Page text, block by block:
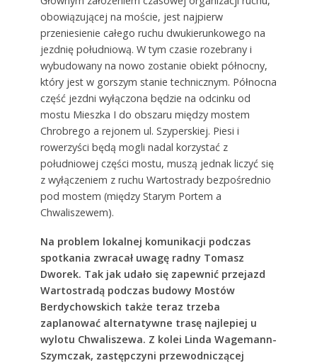
obowiązującej na moście, jest najpierw
przeniesienie całego ruchu dwukierunkowego na
jezdnię południową. W tym czasie rozebrany i
wybudowany na nowo zostanie obiekt północny,
który jest w gorszym stanie technicznym. Północna
część jezdni wyłączona będzie na odcinku od
mostu Mieszka I do obszaru między mostem
Chrobrego a rejonem ul. Szyperskiej. Piesi i
rowerzyści będą mogli nadal korzystać z
południowej części mostu, muszą jednak liczyć się
z wyłączeniem z ruchu Wartostrady bezpośrednio
pod mostem (między Starym Portem a
Chwaliszewem).
Na problem lokalnej komunikacji podczas
spotkania zwracał uwagę radny Tomasz
Dworek. Tak jak udało się zapewnić przejazd
Wartostradą podczas budowy Mostów
Berdychowskich także teraz trzeba
zaplanować alternatywne trasę najlepiej u
wylotu Chwaliszewa. Z kolei Linda Wagemann-
Szymczak, zastępczyni przewodniczącej